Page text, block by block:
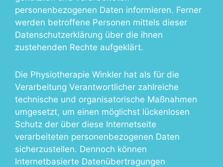
personenbezogenen Daten informieren. Ferner
werden betroffene Personen mittels dieser
Datenschutzerklärung über die ihnen
zustehenden Rechte aufgeklärt.
Die Physiotherapie Winkler hat als für die
Verarbeitung Verantwortlicher zahlreiche
technische und organisatorische Maßnahmen
umgesetzt, um einen möglichst lückenlosen
Schutz der über diese Internetseite
verarbeiteten personenbezogenen Daten
sicherzustellen. Dennoch können
Internetbasierte Datenübertragungen